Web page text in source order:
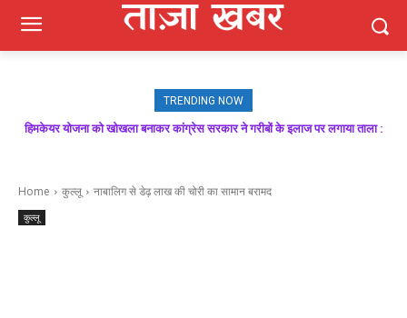
TRENDING NOW
हिमकेयर योजना को खोखला बनाकर कांग्रेस सरकार ने गरीबों के इलाज पर लगाया ताला :
Home कुल्लू नाबालिग से डेढ़ लाख की चोरी का सामान बरामद
कुल्लू